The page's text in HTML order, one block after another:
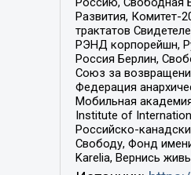
Развития, Комитет-
трактатов
РЭНД корпорейшн,
Россия Берлин,
Союз за
Федерация
Мобильная
Institute of
Российско-
Свободу, Фонд
Karelia, Вернись